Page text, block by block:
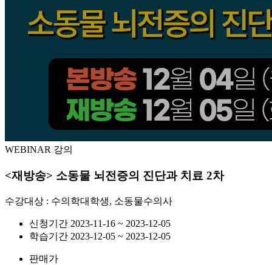
WEBINAR 강의
<재방송> 소동물 뇌전증의 진단과 치료 2차
수강대상 : 수의학대학생, 소동물수의사
신청기간 2023-11-16 ~ 2023-12-05
학습기간 2023-12-05 ~ 2023-12-05
판매가